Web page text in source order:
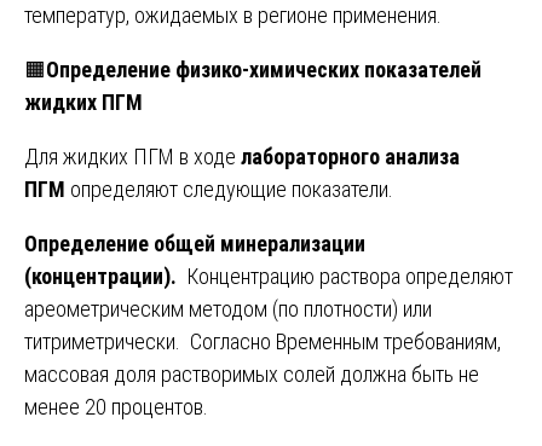
температур, ожидаемых в регионе применения.
🟧Определение физико-химических показателей
жидких ПГМ
Для жидких ПГМ в ходе лабораторного анализа
ПГМ определяют следующие показатели.
Определение общей минерализации
(концентрации). Концентрацию раствора определяют
ареометрическим методом (по плотности) или
титриметрически. Согласно Временным требованиям,
массовая доля растворимых солей должна быть не
менее 20 процентов.